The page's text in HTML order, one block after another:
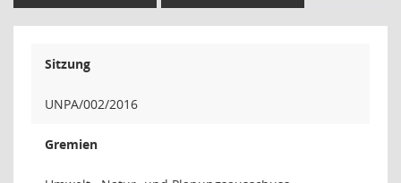
Sitzung
UNPA/002/2016
Gremien